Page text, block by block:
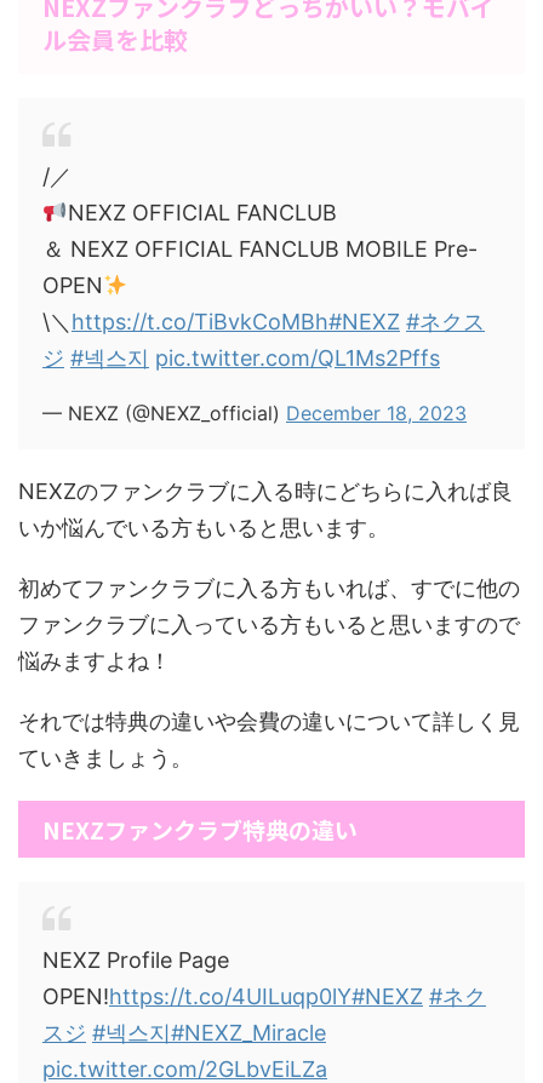
ル会員を比較
/／
NEXZ OFFICIAL FANCLUB
＆ NEXZ OFFICIAL FANCLUB MOBILE Pre-
OPEN
\＼ https://t.co/TiBvkCoMBh#NEXZ #ネクス
ジ #넥스지 pic.twitter.com/QL1Ms2Pffs
— NEXZ (@NEXZ_official) December 18, 2023
NEXZのファンクラブに入る時にどちらに入れば良
いか悩んでいる方もいると思います。
初めてファンクラブに入る方もいれば、すでに他の
ファンクラブに入っている方もいると思いますので
悩みますよね！
それでは特典の違いや会費の違いについて詳しく見
ていきましょう。
NEXZファンクラブ特典の違い
NEXZ Profile Page
OPEN!https://t.co/4UILuqp0lY#NEXZ #ネク
スジ #넥스지#NEXZ_Miracle
pic.twitter.com/2GLbvEiLZa